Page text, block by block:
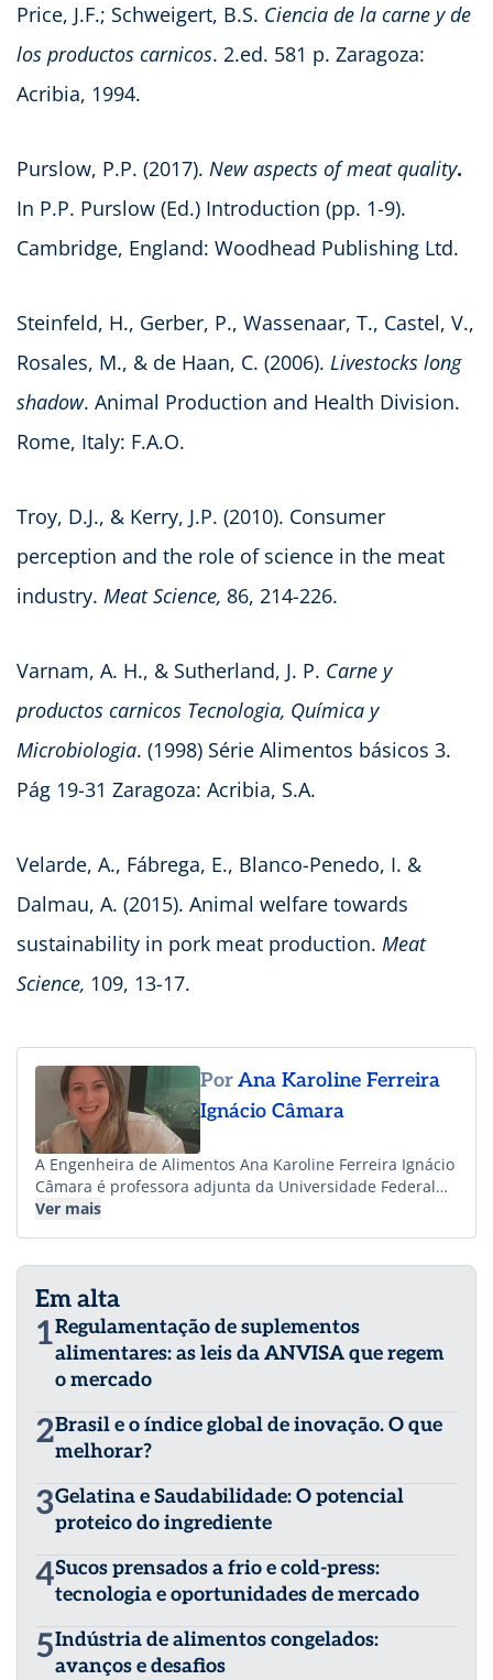
Price, J.F.; Schweigert, B.S. Ciencia de la carne y de
los productos carnicos. 2.ed. 581 p. Zaragoza:
Acribia, 1994.
Purslow, P.P. (2017). New aspects of meat quality.
In P.P. Purslow (Ed.) Introduction (pp. 1-9).
Cambridge, England: Woodhead Publishing Ltd.
Steinfeld, H., Gerber, P., Wassenaar, T., Castel, V.,
Rosales, M., & de Haan, C. (2006). Livestocks long
shadow. Animal Production and Health Division.
Rome, Italy: F.A.O.
Troy, D.J., & Kerry, J.P. (2010). Consumer
perception and the role of science in the meat
industry. Meat Science, 86, 214-226.
Varnam, A. H., & Sutherland, J. P. Carne y
productos carnicos Tecnologia, Química y
Microbiologia. (1998) Série Alimentos básicos 3.
Pág 19-31 Zaragoza: Acribia, S.A.
Velarde, A., Fábrega, E., Blanco-Penedo, I. &
Dalmau, A. (2015). Animal welfare towards
sustainability in pork meat production. Meat
Science, 109, 13-17.
PorAna Karoline Ferreira
Ignácio Câmara
A Engenheira de Alimentos Ana Karoline Ferreira Ignácio
Câmara é professora adjunta da Universidade Federal
de São João del-Rei e ministra disciplinas relacionadas à
Iniciou sua carreira profissional em frigoríficos onde
atuou em cargos gerenciais na área de controle de
qualidade e pesquisa e desenvolvimento.
Posteriormente, se especializou na reformulação de
produtos cárneos mais saudáveis alinhadas com as
acadêmicas e atividades de ensino para cursos
superiores em Institutos federais e Universidade. Ana
Minas e mestrado e doutorado em Tecnologia de
Alimentos pela Universidade Estadual de Campinas.
Ver mais
Em alta
1Regulamentação de suplementos
alimentares: as leis da ANVISA que regem
o mercado
2Brasil e o índice global de inovação. O que
melhorar?
3Gelatina e Saudabilidade: O potencial
proteico do ingrediente
4Sucos prensados a frio e cold-press:
tecnologia e oportunidades de mercado
5Indústria de alimentos congelados:
avanços e desafios